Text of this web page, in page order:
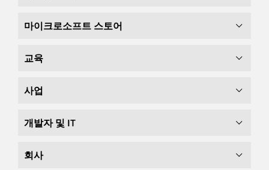
마이크로소프트 스토어
교육
사업
개발자 및 IT
회사